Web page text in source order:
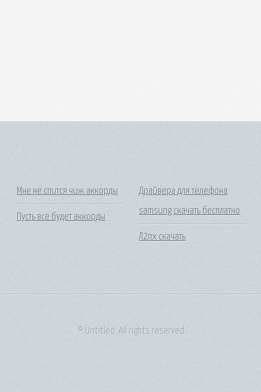
Мне не спится чиж аккорды
Пусть все будет аккорды
Драйвера для телефона
samsung скачать бесплатно
Л2пх скачать
© Untitled. All rights reserved.